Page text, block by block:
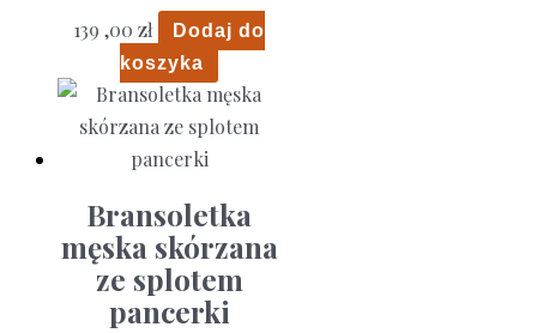
139 ,00 zł
Dodaj do
koszyka
Bransoletka
męska skórzana
ze splotem
pancerki